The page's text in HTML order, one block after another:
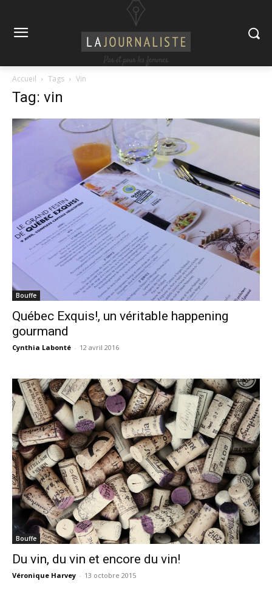
Accueil Tags Vin
Tag: vin
Bouffe
Québec Exquis!, un véritable happening
gourmand
Cynthia Labonté - 12 avril 2016
Bouffe
Du vin, du vin et encore du vin!
Véronique Harvey - 13 octobre 2015